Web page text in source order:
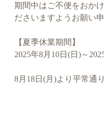
期間中はご不便をおか
ださいますようお願い
【夏季休業期間】
2025年8月10日(日)～
8月18日(月)より平常通